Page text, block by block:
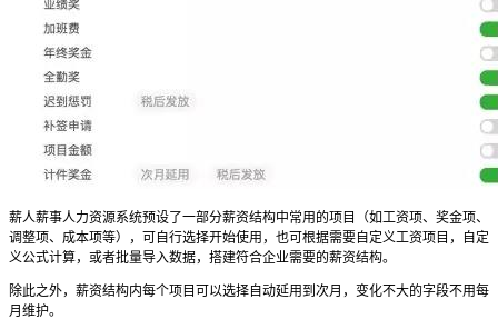
薪人薪事人力资源系统预设了一部分薪资结构中常用的项目（如工资项、奖金项、
调整项、成本项等），可自行选择开始使用，也可根据需要自定义工资项目，自定
义公式计算，或者批量导入数据，搭建符合企业需要的薪资结构。
除此之外，薪资结构内每个项目可以选择自动延用到次月，变化不大的字段不用每
月维护。